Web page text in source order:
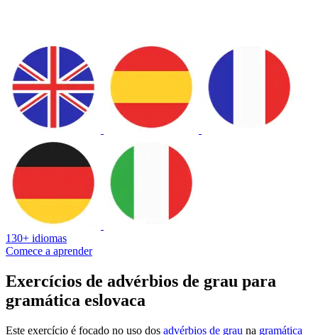
130+ idiomas
Comece a aprender
Exercícios de advérbios de grau para
gramática eslovaca
Este exercício é focado no uso dos advérbios de grau na gramática